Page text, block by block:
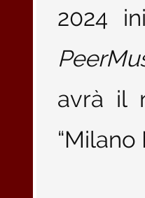
2024
avrà il
“Milano